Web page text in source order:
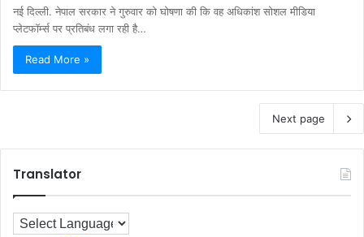
नई द‍िल्‍ली. नेपाल सरकार ने गुरुवार को घोषणा की कि वह अधिकांश सोशल मीडिया
प्लेटफॉर्म्स पर प्रतिबंध लगा रही है…
Read More »
Next page
Translator